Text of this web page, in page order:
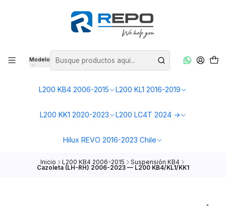
Modelo
L200 KB4 2006-2015 L200 KL1 2016-2019
L200 KK1 2020-2023 L200 LC4T 2024 ->
Hilux REVO 2016-2023 Chile
Inicio L200 KB4 2006-2015 Suspensión KB4
Cazoleta (LH-RH) 2006-2023 — L200 KB4/KL1/KK1